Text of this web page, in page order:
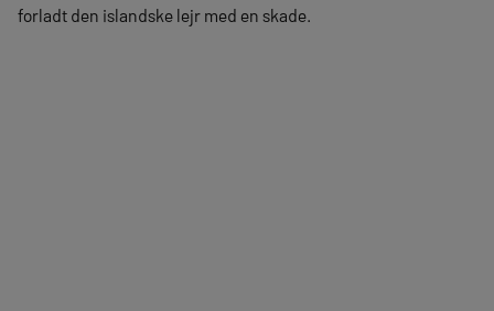
forladt den islandske lejr med en skade.